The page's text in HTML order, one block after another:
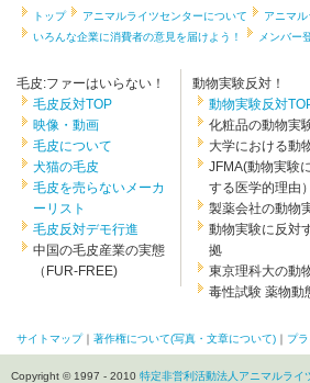
トップ アニマルライツセンターについて アニマル
いろんな企業に消費者の意見を届けよう！
メンバー
毛皮:ファーはいらない！
毛皮反対TOP
映像・動画
毛皮について
犬猫の毛皮
毛皮を売らないメーカ
ーリスト
毛皮反対デモ行進
中国の毛皮産業の実態
（FUR-FREE)
動物実験反対！
動物実験反対
化粧品の動物実
大学における動
JFMA(動物実験
する医学的理由）
製薬会社の動物
動物実験に反対
拠
東京理科大の動
毒性試験 薬物動
サイトマップ｜ 著作権について(写真・文章について) ｜ プ
Copyright © 1997 - 2010 特定非営利活動法人アニマルライ